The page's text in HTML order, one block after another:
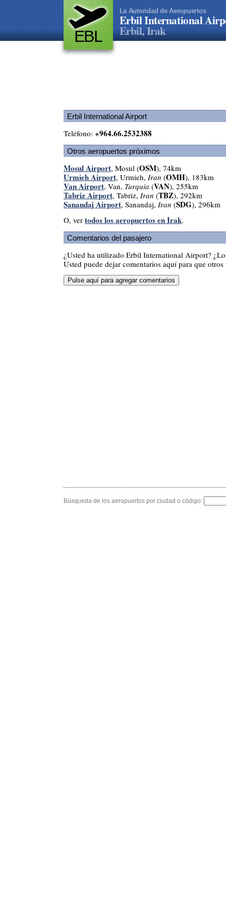
EBL
La Autoridad de Aeropuertos
Erbil International
Erbil, Irak
Erbil International Airport
Teléfono: +964.66.2532388
Otros aeropuertos próximos
Mosul Airport, Mosul (OSM), 74km
Urmieh Airport, Urmieh, Iran (OMH), 183km
Van Airport, Van, Turquia (VAN), 255km
Tabriz Airport, Tabriz, Iran (TBZ), 292km
Sanandaj Airport, Sanandaj, Iran (SDG), 296km
O, ver todos los aeropuertos en Irak.
Comentarios del pasajero
¿Usted ha utilizado Erbil International Airport?
Usted puede dejar comentarios aquí para que
Búsqueda de los aeropuertos por ciudad o código: